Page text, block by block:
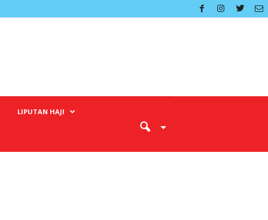
LIPUTAN HAJI